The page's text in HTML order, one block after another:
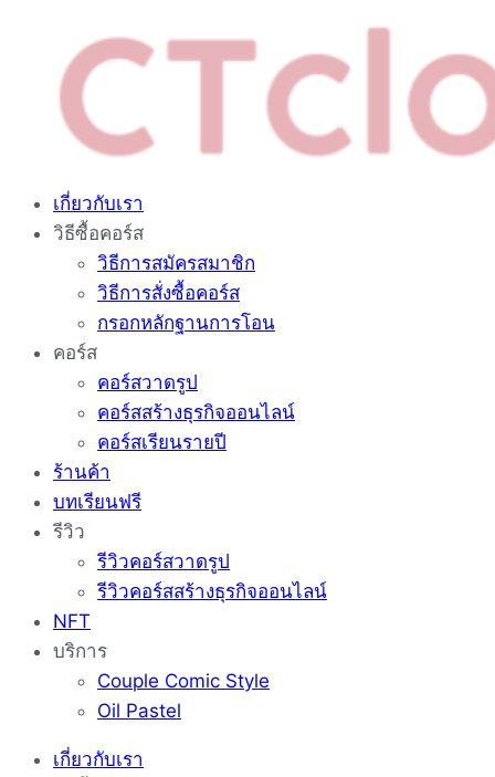
content
เกี่ยวกับเรา
วิธีซื้อคอร์ส
วิธีการสมัครสมาชิก
วิธีการสั่งซื้อคอร์ส
กรอกหลักฐานการโอน
คอร์ส
คอร์สวาดรูป
คอร์สสร้างธุรกิจออนไลน์
คอร์สเรียนรายปี
ร้านค้า
บทเรียนฟรี
รีวิว
รีวิวคอร์สวาดรูป
รีวิวคอร์สสร้างธุรกิจออนไลน์
NFT
บริการ
Couple Comic Style
Oil Pastel
เกี่ยวกับเรา